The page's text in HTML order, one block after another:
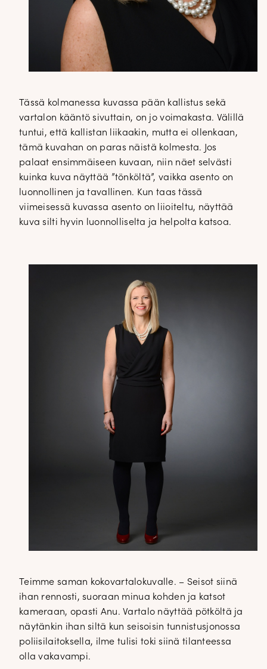
Tässä kolmanessa kuvassa pään kallistus sekä
vartalon kääntö sivuttain, on jo voimakasta. Välillä
tuntui, että kallistan liikaakin, mutta ei ollenkaan,
tämä kuvahan on paras näistä kolmesta. Jos
palaat ensimmäiseen kuvaan, niin näet selvästi
kuinka kuva näyttää ”tönköltä”, vaikka asento on
luonnollinen ja tavallinen. Kun taas tässä
viimeisessä kuvassa asento on liioiteltu, näyttää
kuva silti hyvin luonnolliselta ja helpolta katsoa.
Teimme saman kokovartalokuvalle. – Seisot siinä
ihan rennosti, suoraan minua kohden ja katsot
kameraan, opasti Anu. Vartalo näyttää pötköltä ja
näytänkin ihan siltä kun seisoisin tunnistusjonossa
poliisilaitoksella, ilme tulisi toki siinä tilanteessa
olla vakavampi.